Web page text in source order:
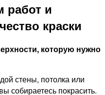
работ и
краски
которую нужно
стены, потолка или
собираетесь покрасить.